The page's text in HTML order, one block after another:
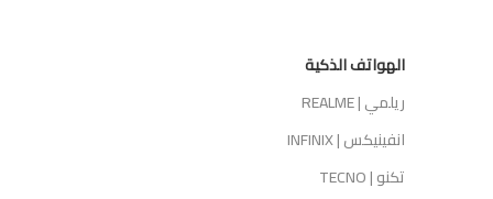
الهواتف الذكية
ريلمي | REALME
انفينيكس | INFINIX